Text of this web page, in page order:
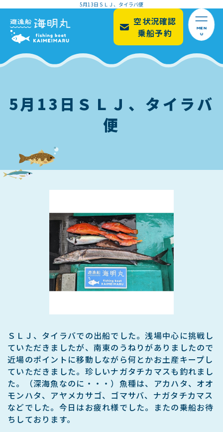
5月13日ＳＬＪ、タイラバ便
MEN
U
空状況確認
乗船予約
5月13日ＳＬＪ、タイラバ
便
ＳＬＪ、タイラバでの出船でした。浅場中心に挑戦し
ていただきましたが、南東のうねりがありましたので
近場のポイントに移動しながら何とかお土産キープし
ていただきました。珍しいナガタチカマスも釣れまし
た。（深海魚なのに・・・）魚種は、アカハタ、オオ
モンハタ、アヤメカサゴ、ゴマサバ、ナガタチカマス
などでした。今日はお疲れ様でした。またの乗船お待
ちしております。